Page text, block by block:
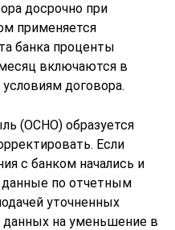
досрочно при
применяется
банка проценты
включаются в
договора.
(ОСНО) образуется
Если
с банком начались и
данные по отчетным
уточненных
данных на уменьшение в